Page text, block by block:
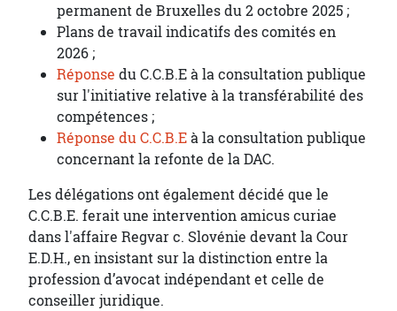
permanent de Bruxelles du 2 octobre 2025 ;
Plans de travail indicatifs des comités en
2026 ;
Réponse du C.C.B.E à la consultation publique
sur l'initiative relative à la transférabilité des
compétences ;
Réponse du C.C.B.Eà la consultation publique
concernant la refonte de la DAC.
Les délégations ont également décidé que le
C.C.B.E. ferait une intervention amicus curiae
dans l'affaire Regvar c. Slovénie devant la Cour
E.D.H., en insistant sur la distinction entre la
profession d’avocat indépendant et celle de
conseiller juridique.